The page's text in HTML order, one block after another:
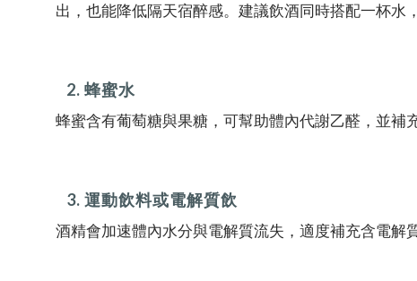
出，也能降低隔天宿醉感。建議飲酒同時搭配一杯水
2. 蜂蜜水
蜂蜜含有葡萄糖與果糖，可幫助體內代謝乙醛，並
3. 運動飲料或電解質飲
酒精會加速體內水分與電解質流失，適度補充含電解